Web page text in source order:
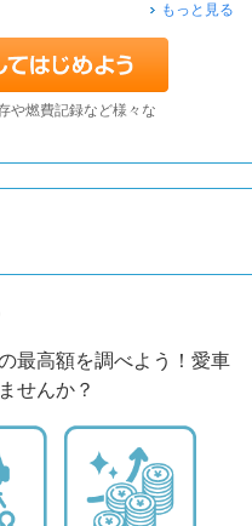
もっと見る
や燃費記録など様々な
最高額を調べよう！愛車
せんか？